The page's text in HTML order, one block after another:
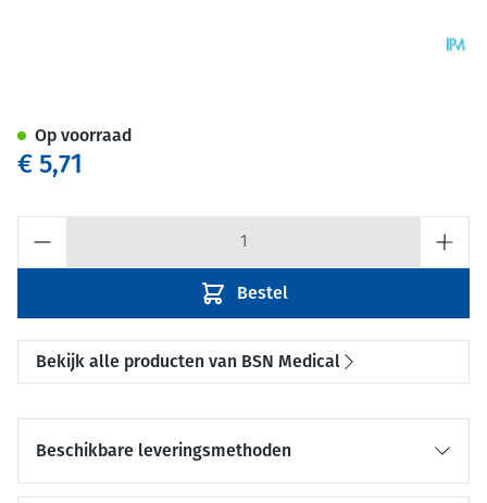
€ 5,71
Bestel
Op voorraad
Bekijk alle producten van BSN Medical
Beschikbare leveringsmethoden